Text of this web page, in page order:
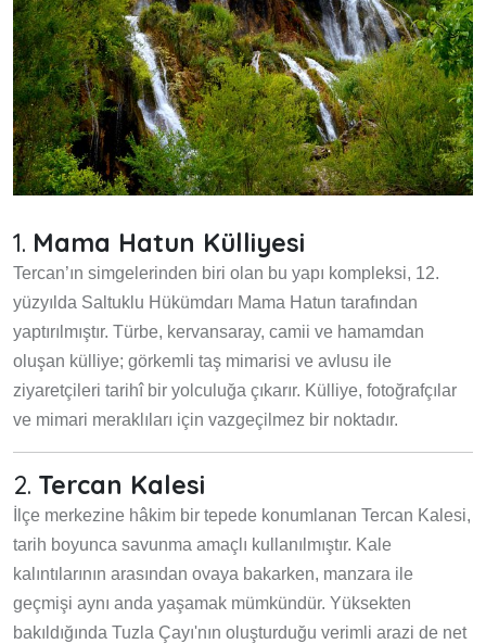
1. Mama Hatun Külliyesi
Tercan’ın simgelerinden biri olan bu yapı kompleksi, 12.
yüzyılda Saltuklu Hükümdarı Mama Hatun tarafından
yaptırılmıştır. Türbe, kervansaray, camii ve hamamdan
oluşan külliye; görkemli taş mimarisi ve avlusu ile
ziyaretçileri tarihî bir yolculuğa çıkarır. Külliye, fotoğrafçılar
ve mimari meraklıları için vazgeçilmez bir noktadır.
2. Tercan Kalesi
İlçe merkezine hâkim bir tepede konumlanan Tercan Kalesi,
tarih boyunca savunma amaçlı kullanılmıştır. Kale
kalıntılarının arasından ovaya bakarken, manzara ile
geçmişi aynı anda yaşamak mümkündür. Yüksekten
bakıldığında Tuzla Çayı'nın oluşturduğu verimli arazi de net